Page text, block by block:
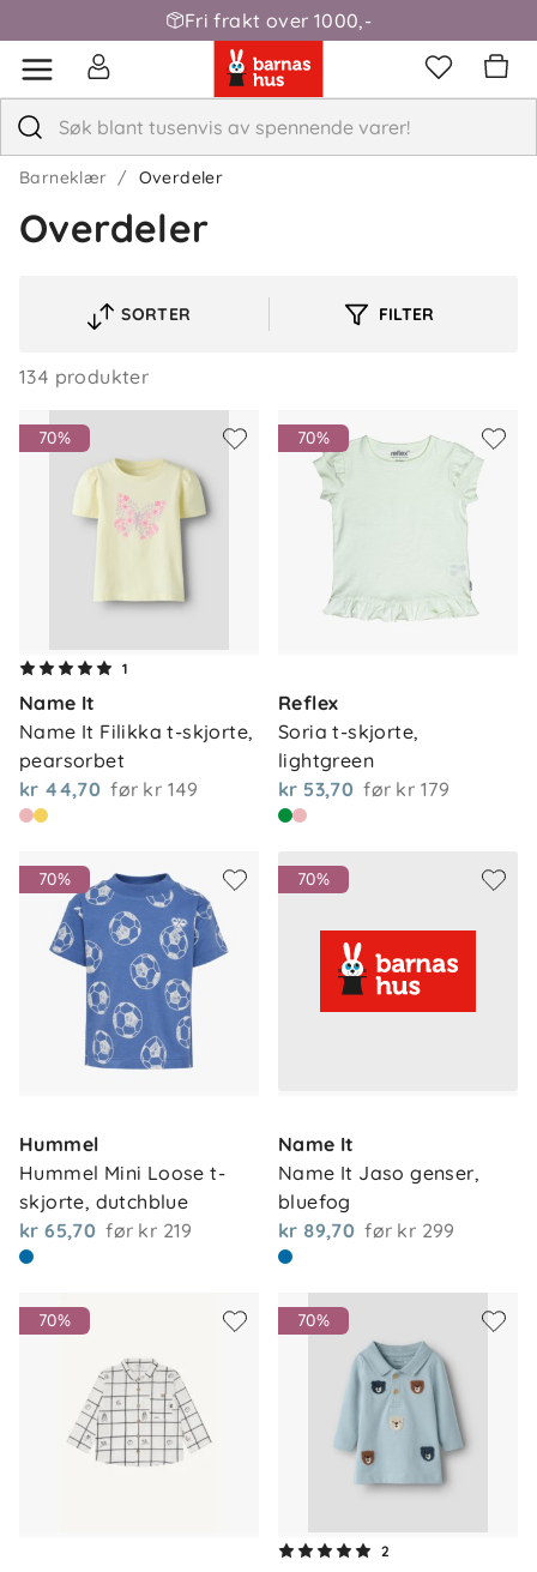
Fri frakt over 1000,-
Barneklær Overdeler
Overdeler
SORTER FILTER
134 produkter
70%
1
Name It
Name It Filikka t-skjorte,
pearsorbet
kr 44,70 før kr 149
70%
Reflex
Soria t-skjorte,
lightgreen
kr 53,70 før kr 179
70%
Hummel
Hummel Mini Loose t-
skjorte, dutchblue
kr 65,70 før kr 219
70%
Name It
Name It Jaso genser,
bluefog
kr 89,70 før kr 299
70% 70%
2